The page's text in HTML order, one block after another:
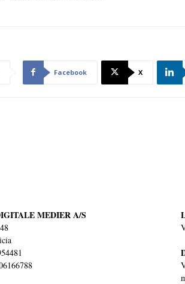
Facebook X
MEDIER A/S